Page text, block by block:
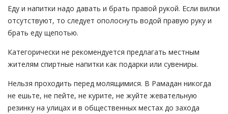
Еду и напитки надо давать и брать правой рукой. Если вилки
отсутствуют, то следует ополоснуть водой правую руку и
брать еду щепотью.
Категорически не рекомендуется предлагать местным
жителям спиртные напитки как подарки или сувениры.
Нельзя проходить перед молящимися. В Рамадан никогда
не ешьте, не пейте, не курите, не жуйте жевательную
резинку на улицах и в общественных местах до захода